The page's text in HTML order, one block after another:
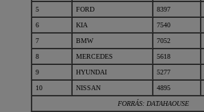
5 FORD 8397
6 KIA 7540
7 BMW 7052
8 MERCEDES 5618
9 HYUNDAI 5277
10 NISSAN 4895
FORRÁS: DATAHAOUSE